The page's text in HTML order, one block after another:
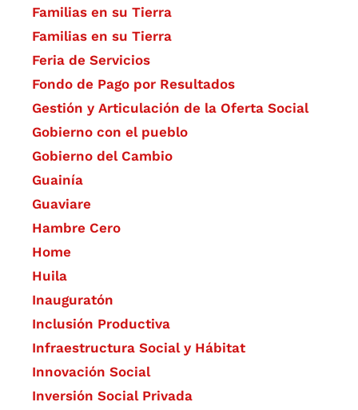
Familias en su Tierra
Familias en su Tierra
Feria de Servicios
Fondo de Pago por Resultados
Gestión y Articulación de la Oferta Social
Gobierno con el pueblo
Gobierno del Cambio
Guainía
Guaviare
Hambre Cero
Home
Huila
Inauguratón
Inclusión Productiva
Infraestructura Social y Hábitat
​Innovación Social
Inversión Social Privada